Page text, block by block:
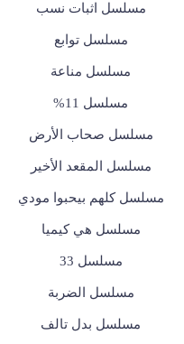
مسلسل اثبات نسب
مسلسل توابع
مسلسل مناعة
مسلسل 11%
مسلسل صحاب الأرض
مسلسل المقعد الأخير
مسلسل كلهم بيحبوا مودي
مسلسل هي كيميا
مسلسل 33
مسلسل الضربة
مسلسل بدل تالف